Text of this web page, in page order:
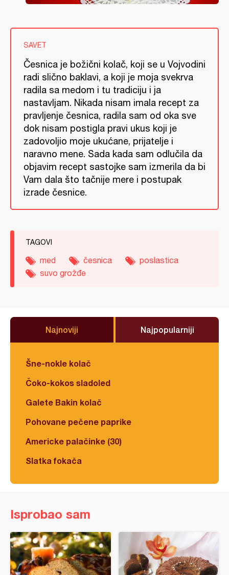
SAVET
Česnica je božični kolač, koji se u Vojvodini
radi slično baklavi, a koji je moja svekrva
radila sa medom i tu tradiciju i ja
nastavljam. Nikada nisam imala recept za
pravljenje česnica, radila sam od oka sve
dok nisam postigla pravi ukus koji je
zadovoljio moje ukućane, prijatelje i
naravno mene. Sada kada sam odlučila da
objavim recept sastojke sam izmerila da bi
Vam dala što tačnije mere i postupak
izrade česnice.
TAGOVI
med česnica
poslastica
suvo grožđe
Najnoviji Najpopularniji
Šne-nokle kolač
Čoko-kokos sladoled
Galete Bakin kolač
Pohovane pečene paprike
Americke palačinke (30)
Slatka fokača
Isprobao sam